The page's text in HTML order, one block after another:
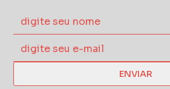
ENVIAR